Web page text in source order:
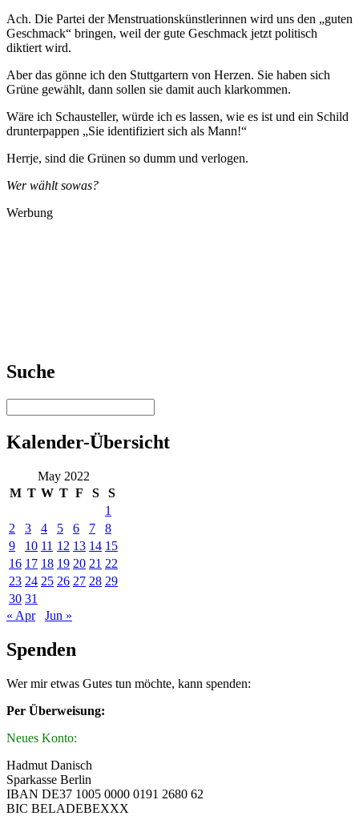
Ach. Die Partei der Menstruationskünstlerinnen wird uns den „guten
Geschmack“ bringen, weil der gute Geschmack jetzt politisch
diktiert wird.
Aber das gönne ich den Stuttgartern von Herzen. Sie haben sich
Grüne gewählt, dann sollen sie damit auch klarkommen.
Wäre ich Schausteller, würde ich es lassen, wie es ist und ein Schild
drunterpappen „Sie identifiziert sich als Mann!“
Herrje, sind die Grünen so dumm und verlogen.
Wer wählt sowas?
Werbung
Suche
Kalender-Übersicht
May 2022
M T W T F S
S
1
2
3 4 5 6 7
8
9
10 11 12 13 14 15
16 17 18 19 20 21 22
23 24 25 26 27 28 29
30 31
« Apr
Jun »
Spenden
Wer mir etwas Gutes tun möchte, kann spenden:
Per Überweisung:
Neues Konto:
Hadmut Danisch
Sparkasse Berlin
IBAN DE37 1005 0000 0191 2680 62
BIC BELADEBEXXX